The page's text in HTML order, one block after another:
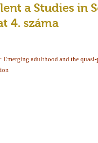
a Studies in
4. száma
Emerging adulthood and the